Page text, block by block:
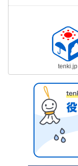
tenki.jp